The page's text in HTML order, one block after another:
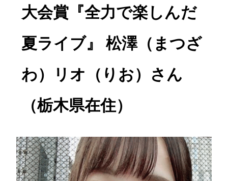
大会賞『全力で楽しんだ
夏ライブ』 松澤（まつざ
わ）リオ（りお）さん
（栃木県在住）